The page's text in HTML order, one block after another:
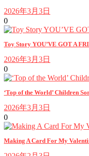
2026年3月3日
0
Toy Story YOU’VE GOT A
2026年3月3日
0
‘Top of the World’ Children
2026年3月3日
0
Making A Card For My